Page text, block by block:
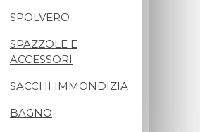
SPOLVERO
SPAZZOLE E
ACCESSORI
SACCHI IMMONDIZIA
BAGNO